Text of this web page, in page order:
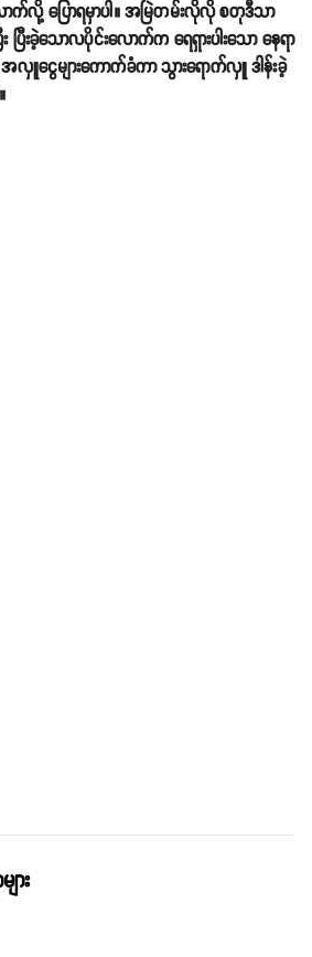
ပြောရမှာပါ။ အမြဲတမ်းလိုလို စတုဒီသာ
းခဲ့သောလပိုင်းလောက်က ရေရှားပါးသော နေရာ
လှူငွေများကောက်ခံကာ သွားရောက်လှူ ဒါန်းခဲ့
ား